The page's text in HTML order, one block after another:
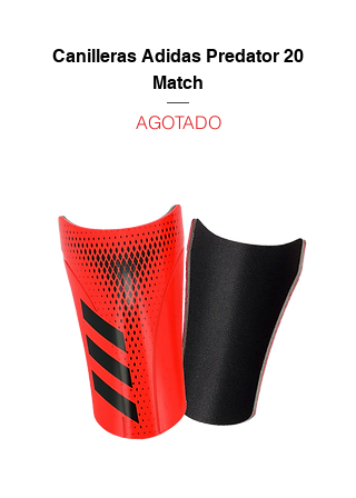
Canilleras Adidas Predator 20
Match
AGOTADO